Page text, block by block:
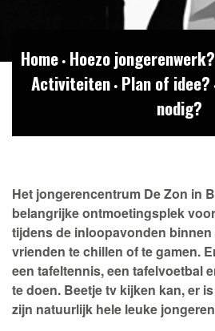
Home• Hoezo jongerenwerk?
Activiteiten• Plan of idee?
nodig?
Het jongerencentrum De Zon in
belangrijke ontmoetingsplek
tijdens de inloopavonden binnen
vrienden te chillen of te gamen.
een tafeltennis, een tafelvoetbal
te doen. Beetje tv kijken kan, er
zijn natuurlijk hele leuke